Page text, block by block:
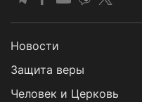
Новости
Защита веры
Человек и Церковь